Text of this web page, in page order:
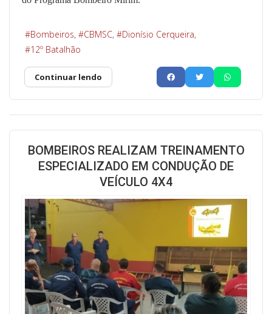
Bombeiros CBMSC
Dionísio Cerqueira
12º Batalhão
Continuar lendo
BOMBEIROS REALIZAM TREINAMENTO
ESPECIALIZADO EM CONDUÇÃO DE
VEÍCULO 4X4